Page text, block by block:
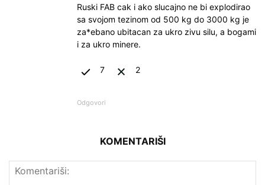
Ruski FAB cak i ako slucajno ne bi explodirao
sa svojom tezinom od 500 kg do 3000 kg je
za*ebano ubitacan za ukro zivu silu, a bogami
i za ukro minere.
7 2
Odgovori
KOMENTARIŠI